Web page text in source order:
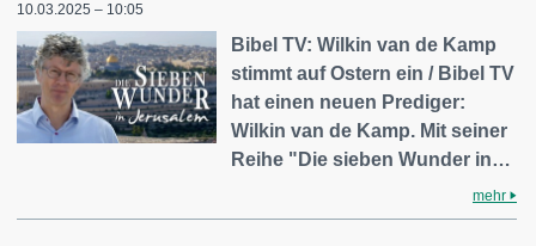
10.03.2025 – 10:05
Bibel TV: Wilkin van de Kamp
stimmt auf Ostern ein / Bibel TV
hat einen neuen Prediger:
Wilkin van de Kamp. Mit seiner
Reihe "Die sieben Wunder in…
mehr